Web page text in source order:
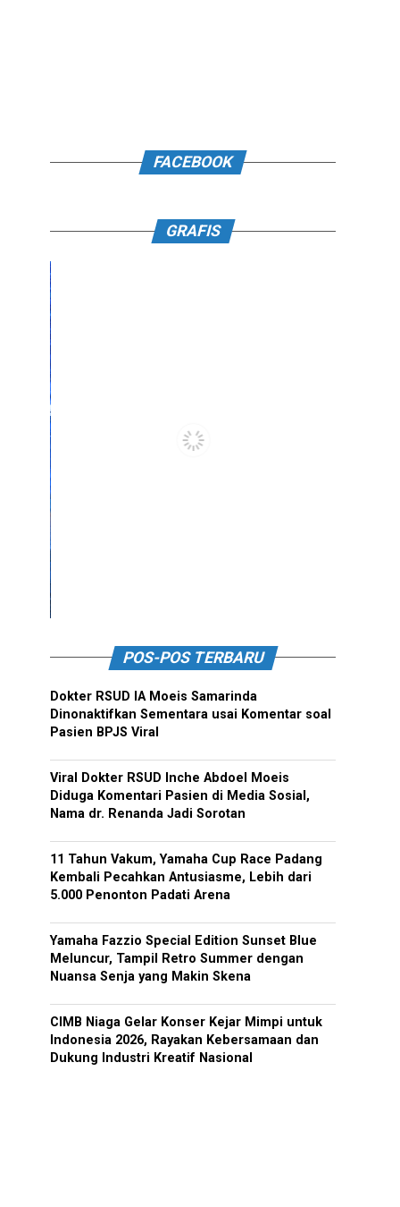
FACEBOOK
GRAFIS
POS-POS TERBARU
Dokter RSUD IA Moeis Samarinda
Dinonaktifkan Sementara usai Komentar soal
Pasien BPJS Viral
Viral Dokter RSUD Inche Abdoel Moeis
Diduga Komentari Pasien di Media Sosial,
Nama dr. Renanda Jadi Sorotan
11 Tahun Vakum, Yamaha Cup Race Padang
Kembali Pecahkan Antusiasme, Lebih dari
5.000 Penonton Padati Arena
Yamaha Fazzio Special Edition Sunset Blue
Meluncur, Tampil Retro Summer dengan
Nuansa Senja yang Makin Skena
CIMB Niaga Gelar Konser Kejar Mimpi untuk
Indonesia 2026, Rayakan Kebersamaan dan
Dukung Industri Kreatif Nasional